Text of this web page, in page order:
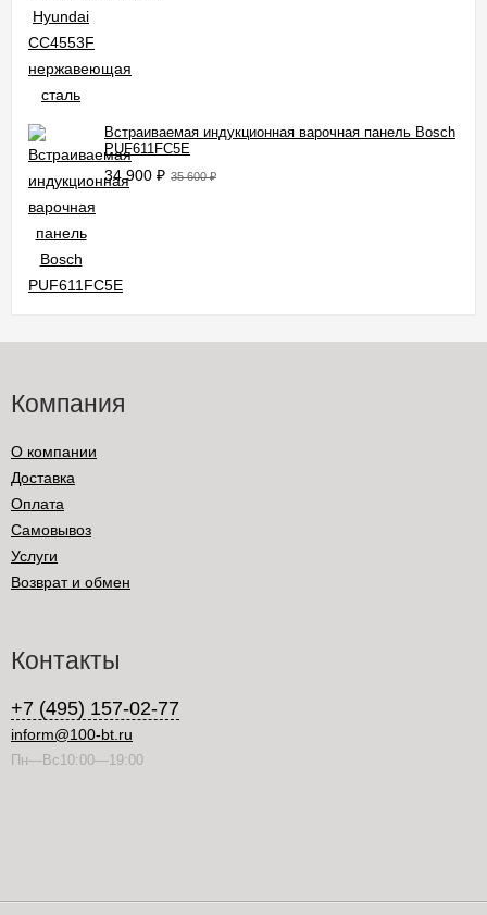
Встраиваемая индукционная варочная панель Bosch
PUF611FC5E
34 900 ₽ 35 600₽
Компания
О компании
Доставка
Оплата
Самовывоз
Услуги
Возврат и обмен
Контакты
+7 (495) 157-02-77
inform@100-bt.ru
Пн—Вс10:00—19:00